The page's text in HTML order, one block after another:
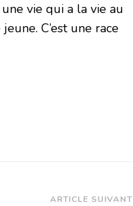
vie qui a la vie au
C’est une race
ARTICLE SUIVANT